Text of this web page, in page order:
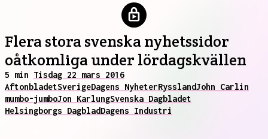
Flera stora svenska nyhetssidor
oåtkomliga under lördagskvällen
5 min Tisdag 22 mars 2016
AftonbladetSverigeDagens NyheterRysslandJohn Carlin
mumbo-jumboJon KarlungSvenska Dagbladet
Helsingborgs DagbladDagens Industri